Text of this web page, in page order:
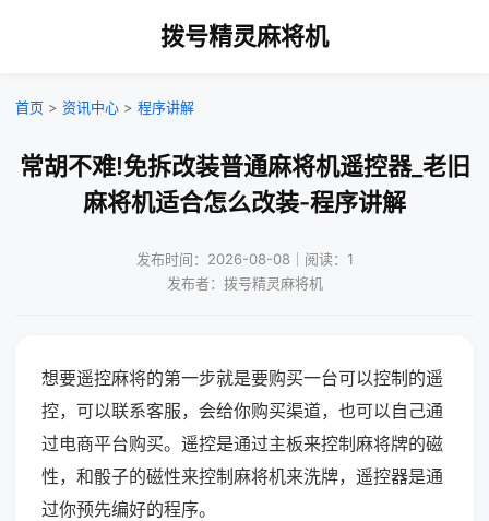
拨号精灵麻将机
首页 > 资讯中心 > 程序讲解
常胡不难!免拆改装普通麻将机遥控器_老旧
麻将机适合怎么改装-程序讲解
发布时间：2026-08-08｜阅读：1
发布者：拨号精灵麻将机
想要遥控麻将的第一步就是要购买一台可以控制的遥
控，可以联系客服，会给你购买渠道，也可以自己通
过电商平台购买。遥控是通过主板来控制麻将牌的磁
性，和骰子的磁性来控制麻将机来洗牌，遥控器是通
过你预先编好的程序。